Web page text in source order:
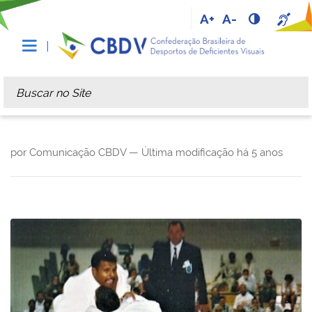
A+ A-
Busca
Busca Avançada…
por Comunicação CBDV — Última modificação há 5 anos